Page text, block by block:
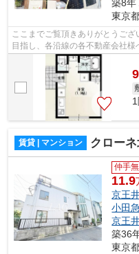
築8年
東京
ここまでご覧頂きありがとうご
目指し、各沿線の各不動産会社
様へ提供しております！最新の情
9
賃貸 | マンション クロー
仲手
11.9
京王
小田
京王
築36
東京